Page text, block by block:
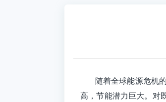
随着全球能源危机的
高，节能潜力巨大。对